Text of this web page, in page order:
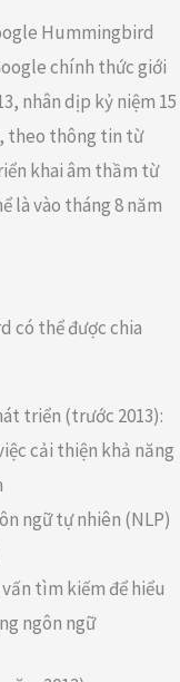
Hummingbird
chính thức giới
nhân dịp kỷ niệm 15
theo thông tin từ
khai âm thầm từ
là vào tháng 8 năm
có thể được chia
triển (trước 2013):
cải thiện khả năng
ngữ tự nhiên (NLP)
tìm kiếm để hiểu
ngôn ngữ